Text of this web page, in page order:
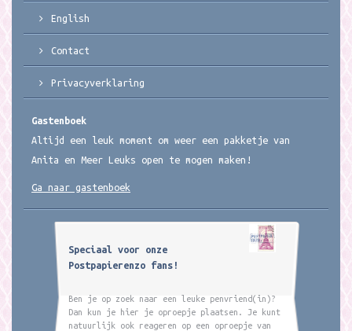
English
Contact
Privacyverklaring
Gastenboek
Altijd een leuk moment om weer een pakketje van
Anita en Meer Leuks open te mogen maken!
Ga naar gastenboek
Speciaal voor onze
Postpapierenzo fans!
Ben je op zoek naar een leuke penvriend(in)?
Dan kun je hier je oproepje plaatsen. Je kunt
natuurlijk ook reageren op een oproepje van